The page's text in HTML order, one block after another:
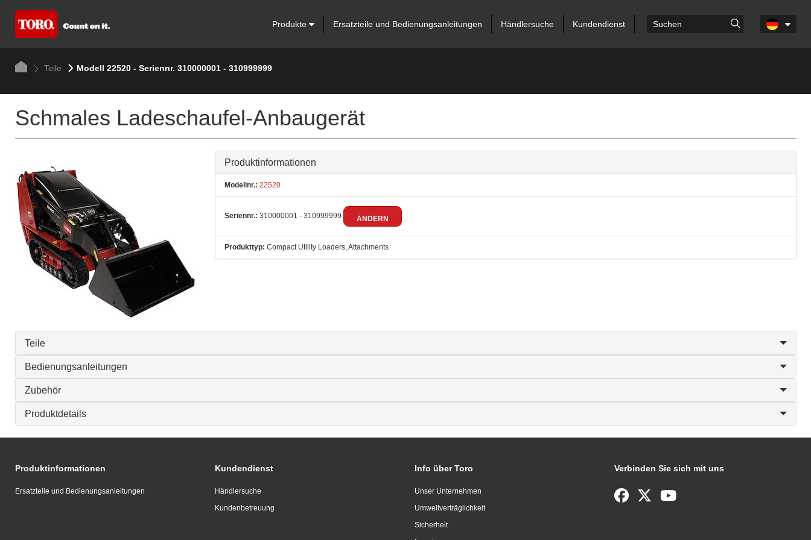
Produkte Ersatzteile und Bedienungsanleitungen Händlersuche Kundendienst
Teile Modell 22520 - Seriennr. 310000001 - 310999999
Schmales Ladeschaufel-Anbaugerät
Produktinformationen
Modellnr.: 22520
Seriennr.: 310000001 - 310999999 ÄNDERN
Produkttyp: Compact Utility Loaders, Attachments
Teile
Bedienungsanleitungen
Zubehör
Produktdetails
Produktinformationen
Ersatzteile und Bedienungsanleitungen
Kundendienst
Händlersuche
Kundenbetreuung
Info über Toro
Unser Unternehmen
Umweltverträglichkeit
Sicherheit
Verbinden Sie sich mit uns